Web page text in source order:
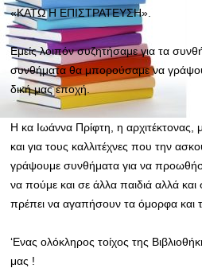
«ΚΑΤΩ Η ΕΠΙΣΤΡΑΤΕΥΣΗ».
Εμείς λοιπόν συζητήσαμε για τα
συνθήματα θα μπορούσαμε να
δική μας εποχή.
Η κα Ιωάννα Πρίφτη, η αρχιτέκτονας,
και για τους καλλιτέχνες που την
γράψουμε συνθήματα για να
να πούμε και σε άλλα παιδιά αλλά
πρέπει να αγαπήσουν τα όμορφα και
‘Ενας ολόκληρος τοίχος της
μας !